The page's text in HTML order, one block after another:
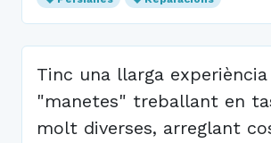
Tinc una llarga experiència
"manetes" treballant en
molt diverses, arreglant